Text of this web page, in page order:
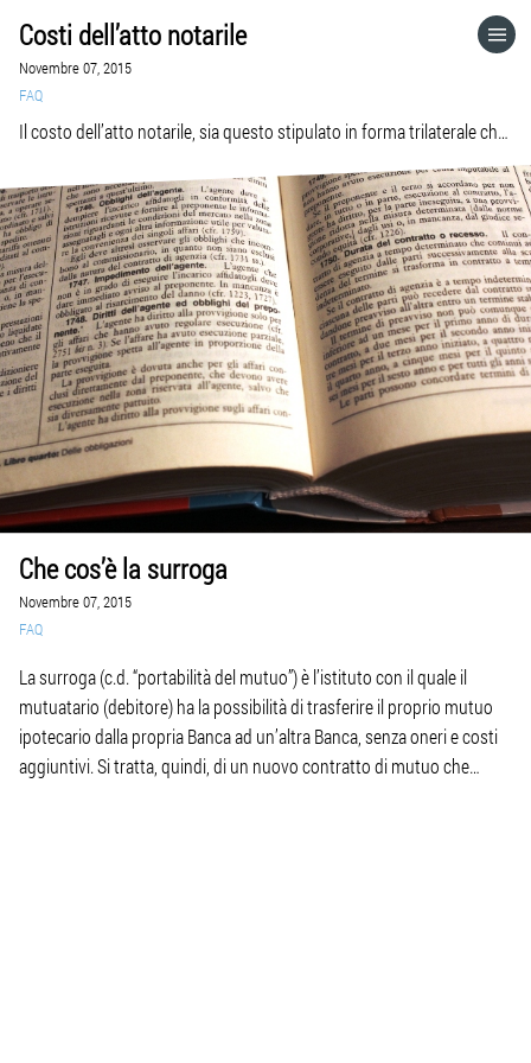
Costi dell’atto notarile
Novembre 07, 2015
FAQ
Il costo dell’atto notarile, sia questo stipulato in forma trilaterale che
bilaterale, è totalmente a carico della Banca surrogante. La vigente
normativa prevede, per gli atti in oggetto, la necessaria “esclusione di
penali o altri oneri di qualsiasi natura”, a carico del mutuatario, con
riguardo all’estinzione del mutuo precedente ed all’accensione di
quello nuovo. E’ […]
Che cos’è la surroga
Novembre 07, 2015
FAQ
La surroga (c.d. “portabilità del mutuo”) è l’istituto con il quale il
mutuatario (debitore) ha la possibilità di trasferire il proprio mutuo
ipotecario dalla propria Banca ad un’altra Banca, senza oneri e costi
aggiuntivi. Si tratta, quindi, di un nuovo contratto di mutuo che
HOME
VAI A
VISITA IL SITO